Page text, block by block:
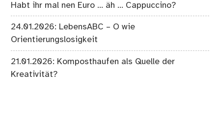
Habt ihr mal nen Euro … äh … Cappuccino?
24.01.2026: LebensABC – O wie
Orientierungslosigkeit
21.01.2026: Komposthaufen als Quelle der
Kreativität?